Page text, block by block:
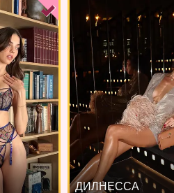
ДИЛНЕССА